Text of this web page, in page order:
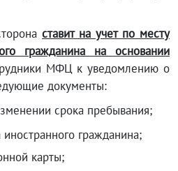
ставит на учет по месту
гражданина на основании
МФЦ к уведомлению о
документы:
срока пребывания;
иностранного гражданина;
карты;